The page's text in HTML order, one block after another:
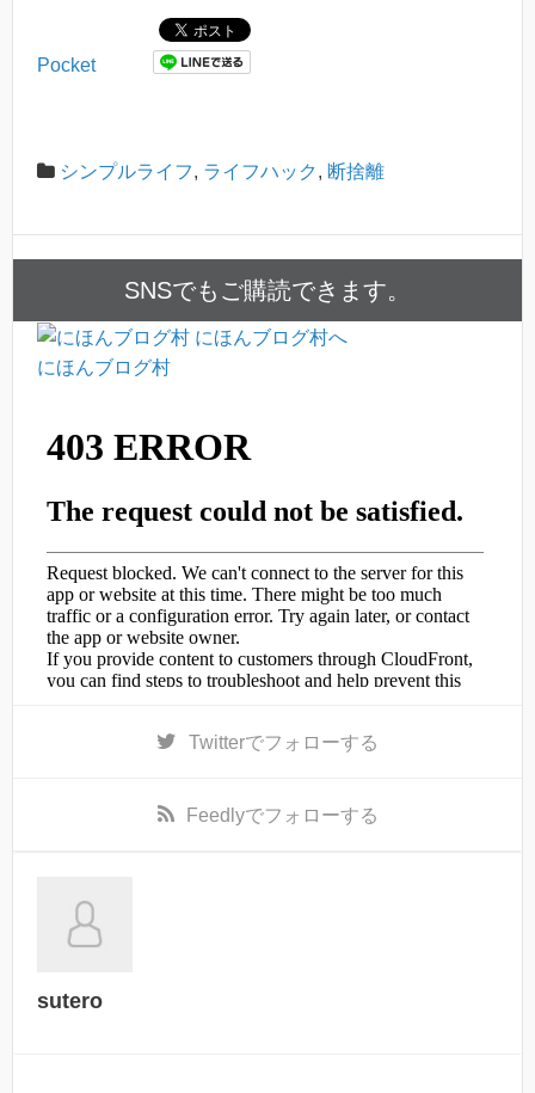
Pocket
シンプルライフ, ライフハック , 断捨離
SNSでもご購読できます。
にほんブログ村
Twitterでフォローする
Feedlyでフォローする
sutero